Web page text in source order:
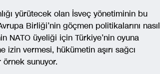
yürütecek olan İsveç yönetiminin bu
Birliği’nin göçmen politikalarını nasıl
NATO üyeliği için Türkiye’nin oyuna
izin vermesi, hükümetin aşırı sağcı
sunuyor.